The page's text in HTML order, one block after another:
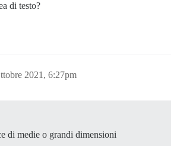
di testo?
2021, 6:27pm
di medie o grandi dimensioni